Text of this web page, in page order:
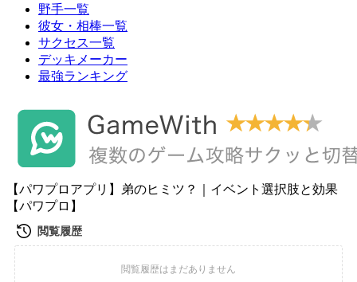
野手一覧
彼女・相棒一覧
サクセス一覧
デッキメーカー
最強ランキング
【パワプロアプリ】弟のヒミツ？｜イベント選択肢と効果
【パワプロ】